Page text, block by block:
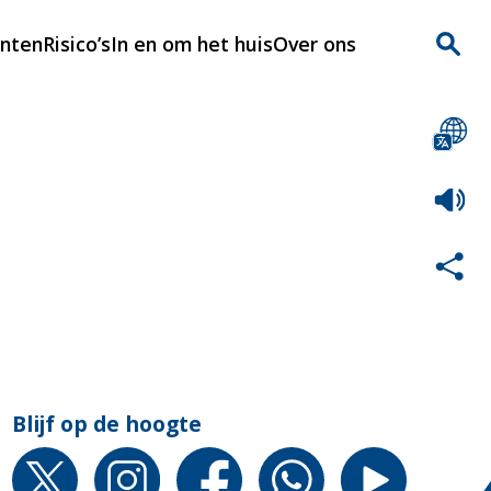
Risico’sIn en om het huisOver ons
Blijf op de hoogte